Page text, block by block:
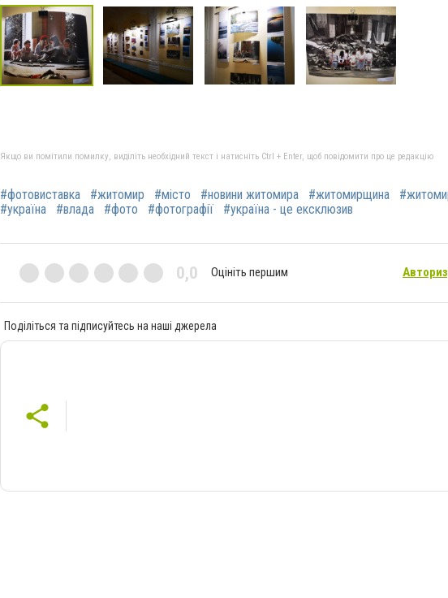
Якщо ви помітили помилку, виділіть необхідний текст і натисніть Ctrl + Enter, щоб повідомити про це редакцію
#фотовиставка #житомир #місто #новини житомира #житомирщина
#україна
#влада #фото #фотографії #україна - це ексклюзив
0,0 Оцініть першим
Поділіться та підписуйтесь на наші джерела